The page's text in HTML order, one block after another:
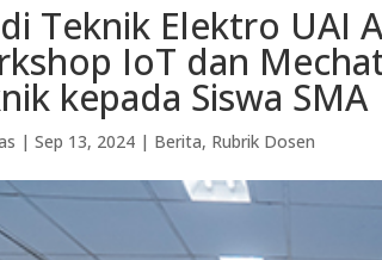
Teknik Elektro UAI
IoT dan
kepada Siswa SMA
|Sep 13, 2024 | Berita, Rubrik Dosen